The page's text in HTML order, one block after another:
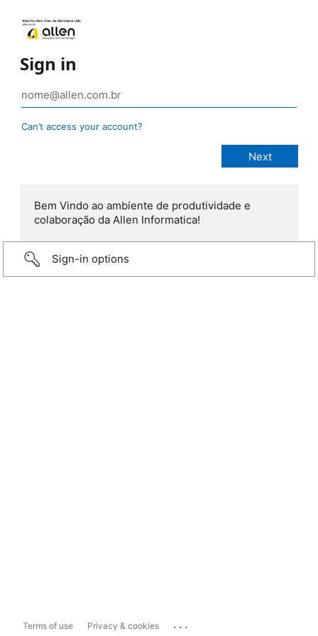
Sign in
Can’t access your account?
Bem Vindo ao ambiente de produtividade e
colaboração da Allen Informatica!
Sign-in options
Terms of use Privacy & cookies ...